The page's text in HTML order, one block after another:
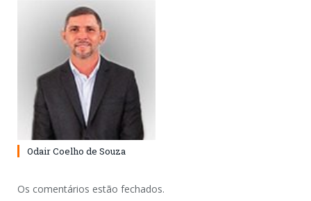
Odair Coelho de Souza
Os comentários estão fechados.